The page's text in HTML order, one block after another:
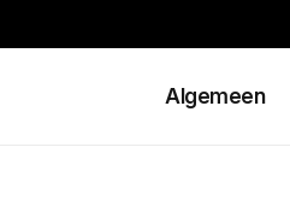
Algemeen